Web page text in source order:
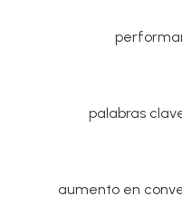
palabras
aumento en